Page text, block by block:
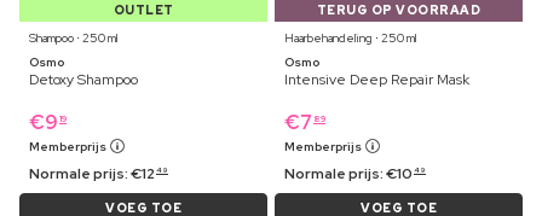
OUTLET
Shampoo ⋅ 250 ml
Osmo
Detoxy Shampoo
€9 19
Memberprijs
Normale prijs:€12 49
VOEG TOE
TERUG OP VOORRAAD
Haarbehandeling ⋅ 250 ml
Osmo
Intensive Deep Repair Mask
€7 89
Memberprijs
Normale prijs:€10 49
VOEG TOE